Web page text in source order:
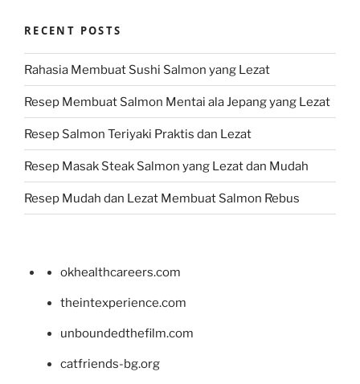
RECENT POSTS
Rahasia Membuat Sushi Salmon yang Lezat
Resep Membuat Salmon Mentai ala Jepang yang Lezat
Resep Salmon Teriyaki Praktis dan Lezat
Resep Masak Steak Salmon yang Lezat dan Mudah
Resep Mudah dan Lezat Membuat Salmon Rebus
okhealthcareers.com
theintexperience.com
unboundedthefilm.com
catfriends-bg.org